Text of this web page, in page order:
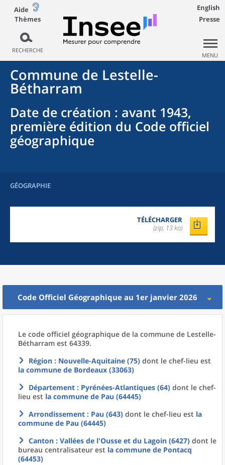
Aide
Thèmes
RECHERCHE
English
Presse
MENU
Commune de Lestelle-
Bétharram
Date de création : avant 1943,
première édition du Code officiel
géographique
GÉOGRAPHIE
TÉLÉCHARGER
(zip, 13 ko)
Code Officiel Géographique au 1er janvier 2026
Le code officiel géographique de la commune de Lestelle-
Bétharram est 64339.
Région : Nouvelle-Aquitaine (75) dont le chef-lieu est
la commune de Bordeaux (33063)
Département : Pyrénées-Atlantiques (64) dont le chef-
lieu est la commune de Pau (64445)
Arrondissement : Pau (643) dont le chef-lieu est la
commune de Pau (64445)
Canton : Vallées de l'Ousse et du Lagoin (6427) dont le
bureau centralisateur est la commune de Pontacq
(64453)